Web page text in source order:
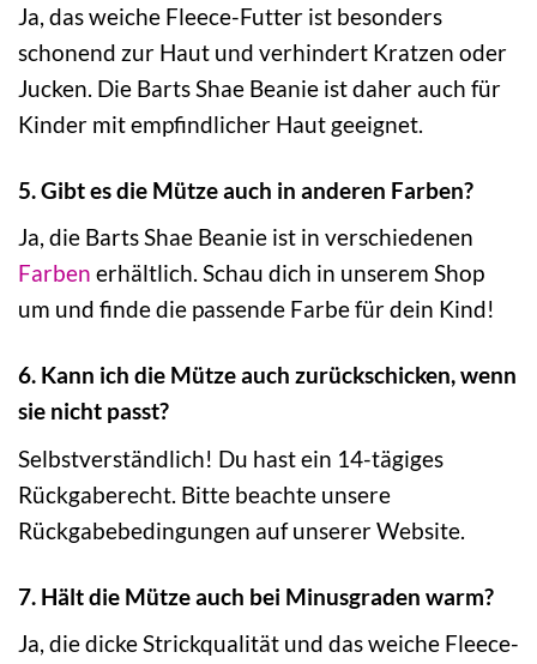
Ja, das weiche Fleece-Futter ist besonders
schonend zur Haut und verhindert Kratzen oder
Jucken. Die Barts Shae Beanie ist daher auch für
Kinder mit empfindlicher Haut geeignet.
5. Gibt es die Mütze auch in anderen Farben?
Ja, die Barts Shae Beanie ist in verschiedenen
Farben erhältlich. Schau dich in unserem Shop
um und finde die passende Farbe für dein Kind!
6. Kann ich die Mütze auch zurückschicken, wenn
sie nicht passt?
Selbstverständlich! Du hast ein 14-tägiges
Rückgaberecht. Bitte beachte unsere
Rückgabebedingungen auf unserer Website.
7. Hält die Mütze auch bei Minusgraden warm?
Ja, die dicke Strickqualität und das weiche Fleece-